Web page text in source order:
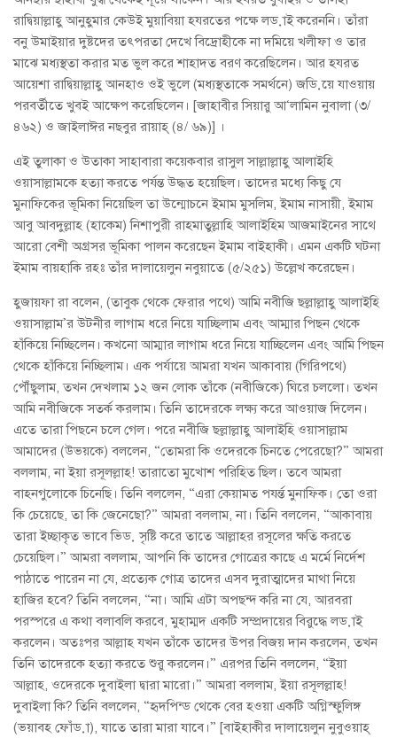
রাদ্বিয়াল্লাহু আনুহুমার কেউই মুয়াবিয়া হযরতের পক্ষে লড়াই করেননি। তাঁরা
বনু উমাইয়ার দুষ্টদের তৎপরতা দেখে বিদ্রোহীকে না দমিয়ে খলীফা ও তার
মাঝে মধ্যস্থতা করার মত ভুল করে শাহাদত বরণ করেছিলেন। আর হযরত
আয়েশা রাদ্বিয়াল্লাহু আনহাও ওই ভুলে (মধ্যস্থতাকে সমর্থনে) জড়িয়ে যাওয়ায়
পরবর্তীতে খুবই আক্ষেপ করেছিলেন। [জাহাবীর সিয়ারু আ‘লামিন নুবালা (৩/
৪৬২) ও জাইলাঈর নছবুর রায়াহ্ (৪/ ৬৯)] ।
এই তুলাকা ও উতাকা সাহাবারা কয়েকবার রাসুল সাল্লাল্লাহু আলাইহি
ওয়াসাল্লামকে হত্যা করতে পর্যন্ত উদ্ধত হয়েছিল। তাদের মধ্যে কিছু যে
মুনাফিকের ভূমিকা নিয়েছিল তা উন্মোচনে ইমাম মুসলিম, ইমাম নাসায়ী, ইমাম
আবু আবদুল্লাহ (হাকেম) নিশাপুরী রাহমাতুল্লাহি আলাইহিম আজমাইনের সাথে
আরো বেশী অগ্রসর ভূমিকা পালন করেছেন ইমাম বাইহাকী। এমন একটি ঘটনা
ইমাম বায়হাকি রহঃ তাঁর দালায়েলুন নবুয়াতে (৫/২৫১) উল্লেখ করেছেন।
হুজায়ফা রা বলেন, (তাবুক থেকে ফেরার পথে) আমি নবীজি ছল্লাল্লাহু আলাইহি
ওয়াসাল্লাম’র উটনীর লাগাম ধরে নিয়ে যাচ্ছিলাম এবং আম্মার পিছন থেকে
হাঁকিয়ে নিচ্ছিলেন। কখনো আম্মার লাগাম ধরে নিয়ে যাচ্ছিলেন এবং আমি পিছন
থেকে হাঁকিয়ে নিচ্ছিলাম। এক পর্যায়ে আমরা যখন আকাবায় (গিরিপথে)
পৌঁছুলাম, তখন দেখলাম ১২ জন লোক তাঁকে (নবীজিকে) ঘিরে চললো। তখন
আমি নবীজিকে সতর্ক করলাম। তিনি তাদেরকে লক্ষ্য করে আওয়াজ দিলেন।
এতে তারা পিছনে চলে গেল। পরে নবীজি ছল্লাল্লাহু আলাইহি ওয়াসাল্লাম
আমাদের (উভয়কে) বললেন, “তোমরা কি ওদেরকে চিনতে পেরেছো?” আমরা
বললাম, না ইয়া রসূলল্লাহ! তারাতো মুখোশ পরিহিত ছিল। তবে আমরা
বাহনগুলোকে চিনেছি। তিনি বললেন, “এরা কেয়ামত পযর্ন্ত মুনাফিক। তো ওরা
কি চেয়েছে, তা কি জেনেছো?” আমরা বললাম, না। তিনি বললেন, “আকাবায়
তারা ইচ্ছাকৃত ভাবে ভিড় সৃষ্টি করে তাতে আল্লাহর রসূলের ক্ষতি করতে
চেয়েছিল।” আমরা বললাম, আপনি কি তাদের গোত্রের কাছে এ মর্মে নির্দেশ
পাঠাতে পারেন না যে, প্রত্যেক গোত্র তাদের এসব দুরাত্মাদের মাথা নিয়ে
হাজির হবে? তিনি বললেন, “না। আমি এটা অপছন্দ করি না যে, আরবরা
পরস্পরে এ কথা বলাবলি করবে, মুহাম্মদ একটি সম্প্রদায়ের বিরুদ্ধে লড়াই
করলেন। অতঃপর আল্লাহ যখন তাঁকে তাদের উপর বিজয় দান করলেন, তখন
তিনি তাদেরকে হত্যা করতে শুরু করলেন।” এরপর তিনি বললেন, “ইয়া
আল্লাহ, ওদেরকে দুবাইলা দ্বারা মারো।” আমরা বললাম, ইয়া রসূলল্লাহ!
দুবাইলা কি? তিনি বললেন, “হৃদপিন্ড থেকে বের হওয়া একটি অগ্নিস্ফুলিঙ্গ
(ভয়াবহ ফোঁড়া), যাতে তারা মারা যাবে।” [বাইহাকীর দালায়েলুন নুবুওয়াহ্